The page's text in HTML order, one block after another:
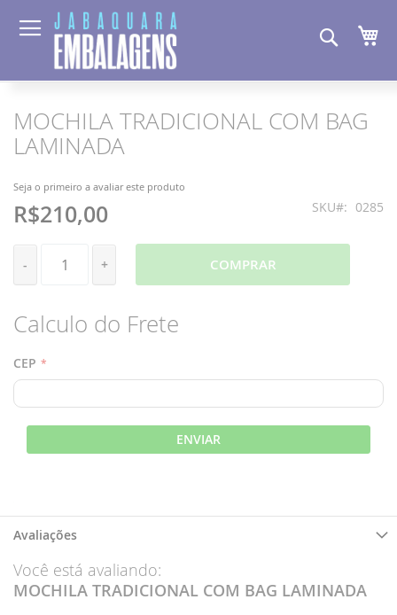
MOCHILA TRADICIONAL COM BAG
LAMINADA
Seja o primeiro a avaliar este produto
R$210,00 SKU 0285
- + COMPRAR
Calculo do Frete
CEP
ENVIAR
Pular
para
o
da
Galeria
de
imagens
Saltar
para
o
da
Galeria
de
imagens
Avaliações
Você está avaliando:
MOCHILA TRADICIONAL COM BAG LAMINADA